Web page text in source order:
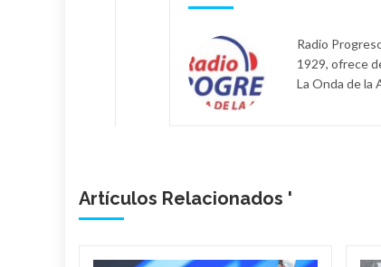
Radio
1929, ofrece
La Onda de la
Artículos Relacionados '